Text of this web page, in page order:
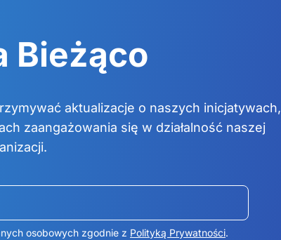
Bieżąco
aktualizacje o naszych inicjatywach,
zaangażowania się w działalność naszej
osobowych zgodnie z Polityką Prywatności.